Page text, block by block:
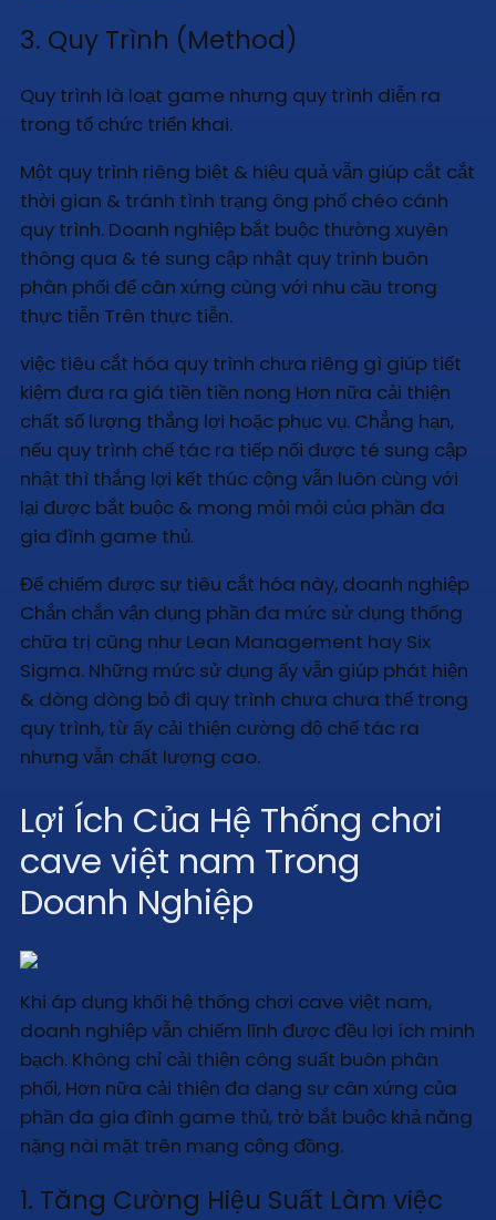
3. Quy Trình (Method)
Quy trình là loạt game nhưng quy trình diễn ra
trong tổ chức triển khai.
Một quy trình riêng biệt & hiệu quả vẫn giúp cắt cắt
thời gian & tránh tình trạng ông phố chéo cánh
quy trình. Doanh nghiệp bắt buộc thường xuyên
thông qua & té sung cập nhật quy trình buôn
phân phối để cân xứng cùng với nhu cầu trong
thực tiễn Trên thực tiễn.
việc tiêu cắt hóa quy trình chưa riêng gì giúp tiết
kiệm đưa ra giá tiền tiền nong Hơn nữa cải thiện
chất số lượng thắng lợi hoặc phục vụ. Chẳng hạn,
nếu quy trình chế tác ra tiếp nối được té sung cập
nhật thì thắng lợi kết thúc cộng vẫn luôn cùng với
lại được bắt buộc & mong mỏi mỏi của phần đa
gia đình game thủ.
Để chiếm được sự tiêu cắt hóa này, doanh nghiệp
Chắn chắn vận dụng phần đa mức sử dụng thống
chữa trị cũng như Lean Management hay Six
Sigma. Những mức sử dụng ấy vẫn giúp phát hiện
& dòng dòng bỏ đi quy trình chưa chưa thể trong
quy trình, từ ấy cải thiện cường độ chế tác ra
nhưng vẫn chất lượng cao.
Lợi Ích Của Hệ Thống chơi
cave việt nam Trong
Doanh Nghiệp
Khi áp dụng khối hệ thống chơi cave việt nam,
doanh nghiệp vẫn chiếm lĩnh được đều lợi ích minh
bạch. Không chỉ cải thiện công suất buôn phân
phối, Hơn nữa cải thiện đa dạng sự cân xứng của
phần đa gia đình game thủ, trở bắt buộc khả năng
nặng nài mặt trên mạng cộng đồng.
1. Tăng Cường Hiệu Suất Làm việc